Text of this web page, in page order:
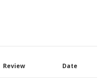
Review Date